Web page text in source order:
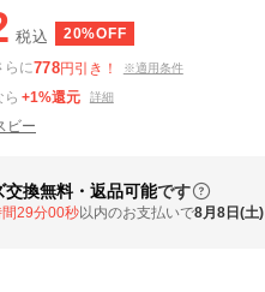
税込 20%OFF
らに778円引き！ ※適用条件
ら +1%還元 詳細
ビー
交換無料・返品可能です
間28分59秒以内のお支払いで8月8日(土)